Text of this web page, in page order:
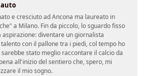
e cresciuto ad Ancona ma laureato in
a Milano. Fin da piccolo, lo sguardo fisso
aspirazione: diventare un giornalista
con il pallone tra i piedi, col tempo ho
stato meglio raccontare il calcio da
all'inizio del sentiero che, spero, mi
il mio sogno.